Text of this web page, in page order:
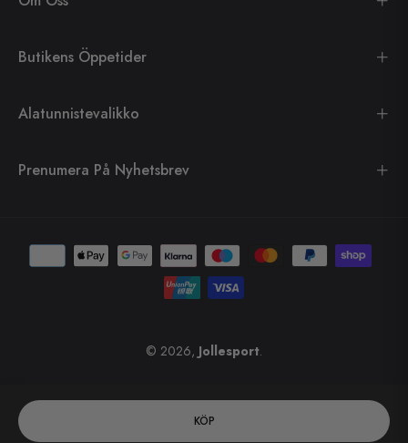
KÖP
Butikens Öppetider
Alatunnistevalikko
Prenumera På Nyhetsbrev
© 2026, Jollesport.